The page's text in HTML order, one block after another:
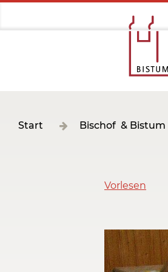
Start Bischof & Bistum
Vorlesen